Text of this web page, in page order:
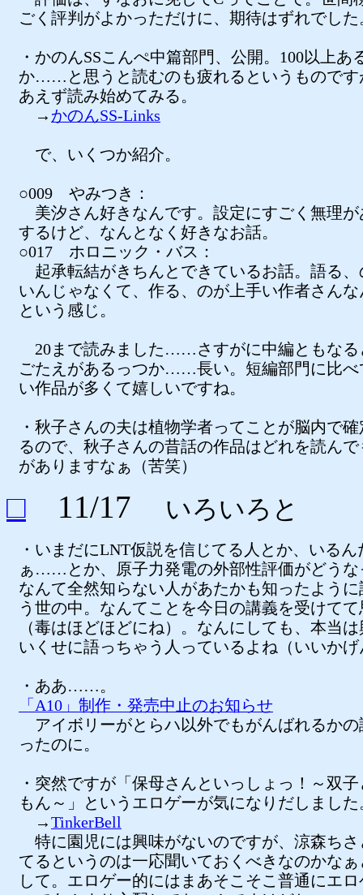
ごく評判がよかっただけに、期待はずれでし
・かのんSSこんぺ中篇部門、公開。100以上あ
か……と思うと読むのも疲れるというものです
あえず読み始めてみる。
→ かのんSS-Links
で、いくつか紹介。
○009 やみつき：
美汐さん好きなんです。設定にすごく無理が
するけど、なんとなく好きなお話。
○017 ホロニック・バス：
起承転結がきちんとできているお話。語る、
いんじゃなくて、作る、のが上手い作者さん
という感じ。
20まで読みました……さすがに中編ともなる
ごたえがあるっつか……長い。短編部門に比べ
い作品が多くて嬉しいですね。
・秋子さんの夫は植物学者ってことが脳内で
るので、秋子さんの昔話の作品はどれを読ん
がありますなぁ（苦笑）
□ 11/17 いろいろと
・いまだにLNT仮説を信じてる人とか、いるん
ぁ……とか、原子力発電の外部性評価がどうな
なんて全然知らない人があたかも知ったよう
う世の中。なんてことを今日の講義を受けて
（毒はほどほどにね）。なんにしても、本当
いくせに語っちゃう人っているよね（いいか
・ああ……。
「A10」制作・発売中止のお知らせ
アイボリーがとらハ以外でもがんばれるかの
ったのに。
・突然ですが「保母さんといっしょっ！～双
もん～」というエロゲーが気になりだしました
→TinkerBell
特に園児には興味がないのですが、涼森ちさ
てるというのは一応聞いておくべきなのかな
して。エロゲー的にはまあそこそこ普通にエ